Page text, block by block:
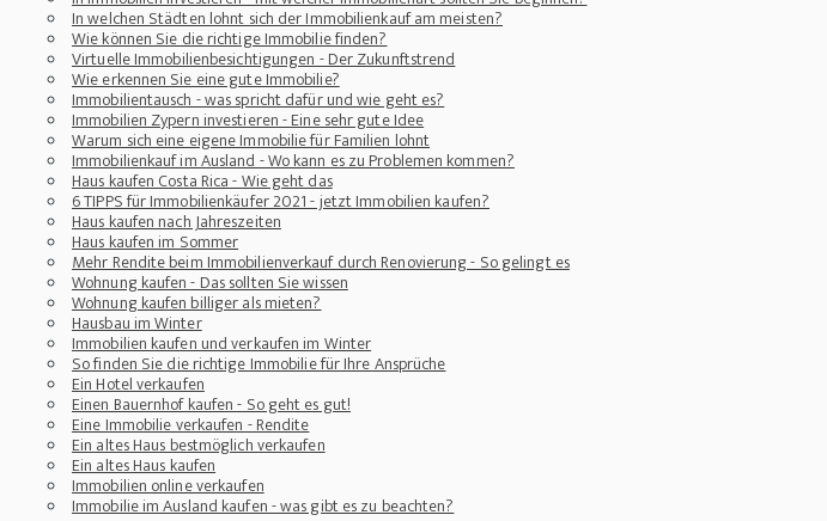
In welchen Städten lohnt sich der Immobilienkauf am meisten?
Wie können Sie die richtige Immobilie finden?
Virtuelle Immobilienbesichtigungen - Der Zukunftstrend
Wie erkennen Sie eine gute Immobilie?
Immobilientausch - was spricht dafür und wie geht es?
Immobilien Zypern investieren - Eine sehr gute Idee
Warum sich eine eigene Immobilie für Familien lohnt
Immobilienkauf im Ausland - Wo kann es zu Problemen kommen?
Haus kaufen Costa Rica - Wie geht das
6 TIPPS für Immobilienkäufer 2021 - jetzt Immobilien kaufen?
Haus kaufen nach Jahreszeiten
Haus kaufen im Sommer
Mehr Rendite beim Immobilienverkauf durch Renovierung - So gelingt es
Wohnung kaufen - Das sollten Sie wissen
Wohnung kaufen billiger als mieten?
Hausbau im Winter
Immobilien kaufen und verkaufen im Winter
So finden Sie die richtige Immobilie für Ihre Ansprüche
Ein Hotel verkaufen
Einen Bauernhof kaufen - So geht es gut!
Eine Immobilie verkaufen - Rendite
Ein altes Haus bestmöglich verkaufen
Ein altes Haus kaufen
Immobilien online verkaufen
Immobilie im Ausland kaufen - was gibt es zu beachten?